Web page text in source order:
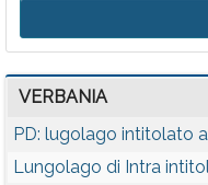
VERBANIA
PD: lugolago intitolato
Lungolago di Intra